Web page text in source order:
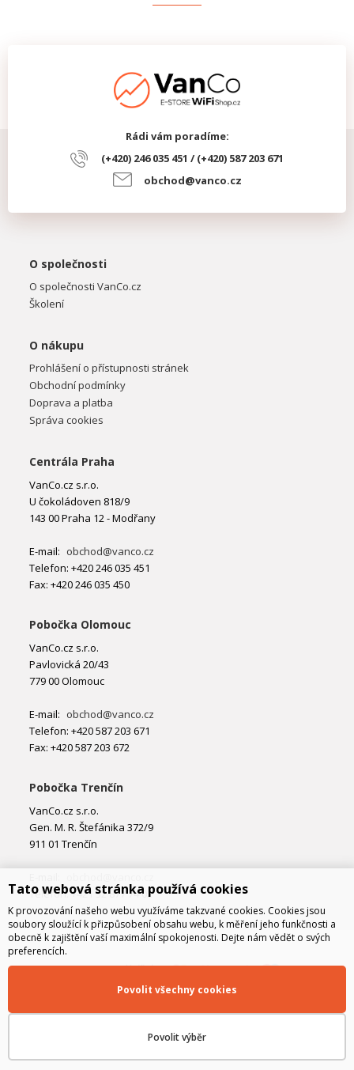
Rádi vám poradíme:
(+420) 246 035 451 / (+420) 587 203 671
obchod@vanco.cz
O společnosti
O společnosti VanCo.cz
Školení
O nákupu
Prohlášení o přístupnosti stránek
Obchodní podmínky
Doprava a platba
Správa cookies
Centrála Praha
VanCo.cz s.r.o.
U čokoládoven 818/9
143 00 Praha 12 - Modřany
E-mail: obchod@vanco.cz
Telefon: +420 246 035 451
Fax: +420 246 035 450
Pobočka Olomouc
VanCo.cz s.r.o.
Pavlovická 20/43
779 00 Olomouc
E-mail: obchod@vanco.cz
Telefon: +420 587 203 671
Fax: +420 587 203 672
Pobočka Trenčín
VanCo.cz s.r.o.
Gen. M. R. Štefánika 372/9
911 01 Trenčín
Telefon: +421 32 877 74 02
Tato webová stránka používá cookies
K provozování našeho webu využíváme takzvané cookies. Cookies jsou
soubory sloužící k přizpůsobení obsahu webu, k měření jeho funkčnosti a
obecně k zajištění vaší maximální spokojenosti. Dejte nám vědět o svých
preferencích.
Povolit výběr
Povolit všechny cookies